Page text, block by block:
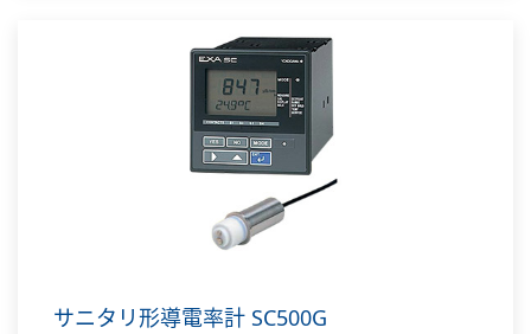
サニタリ形導電率計 SC500G